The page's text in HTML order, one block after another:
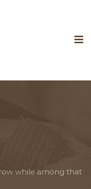
while among that